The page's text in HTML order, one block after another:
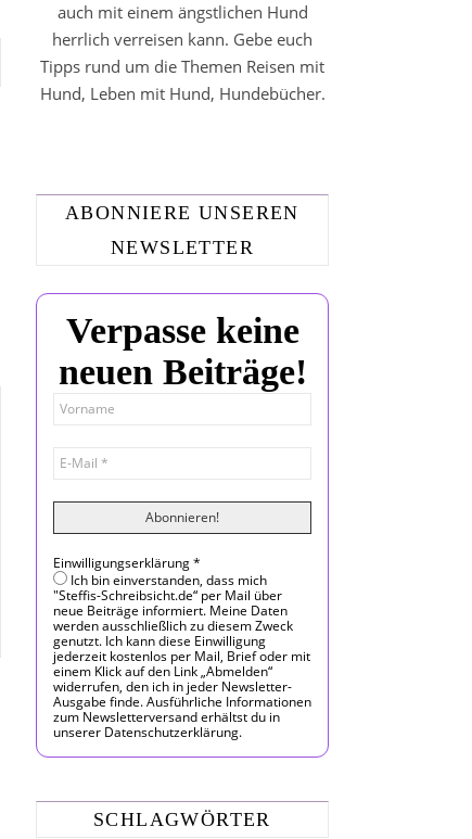
auch mit einem ängstlichen Hund
herrlich verreisen kann. Gebe euch
Tipps rund um die Themen Reisen mit
Hund, Leben mit Hund, Hundebücher.
ABONNIERE UNSEREN
NEWSLETTER
Verpasse keine
neuen Beiträge!
Einwilligungserklärung*
Ich bin einverstanden, dass mich
"Steffis-Schreibsicht.de“ per Mail über
neue Beiträge informiert. Meine Daten
werden ausschließlich zu diesem Zweck
genutzt. Ich kann diese Einwilligung
jederzeit kostenlos per Mail, Brief oder mit
einem Klick auf den Link „Abmelden“
widerrufen, den ich in jeder Newsletter-
Ausgabe finde. Ausführliche Informationen
zum Newsletterversand erhältst du in
unserer Datenschutzerklärung.
SCHLAGWÖRTER